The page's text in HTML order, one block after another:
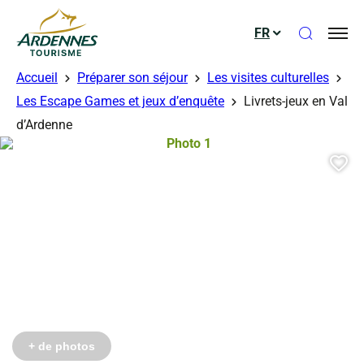
ADT des Ardennes
FR Ouvrir
Accueil Préparer son séjour
Les visites culturelles
Les Escape Games et jeux d’enquête
Livrets-jeux en Val
d’Ardenne
Photo 1, © Droits libres
+ de photos